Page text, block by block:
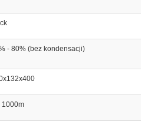
- 80% (bez kondensacji)
1000m